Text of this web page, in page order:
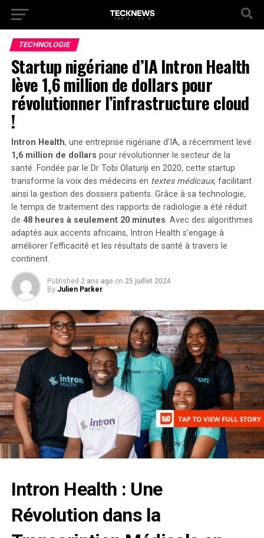
TECHNOLOGIE
Startup nigériane d’IA Intron Health
lève 1,6 million de dollars pour
révolutionner l’infrastructure cloud
!
Intron Health, une entreprise nigériane d’IA, a récemment levé
1,6 million de dollars pour révolutionner le secteur de la
santé. Fondée par le Dr Tobi Olatunji en 2020, cette startup
transforme la voix des médecins en textes médicaux, facilitant
ainsi la gestion des dossiers patients. Grâce à sa technologie,
le temps de traitement des rapports de radiologie a été réduit
de 48 heures à seulement 20 minutes. Avec des algorithmes
adaptés aux accents africains, Intron Health s’engage à
améliorer l’efficacité et les résultats de santé à travers le
continent.
Published 2 ans ago on 25 juillet 2024
By Julien Parker
Intron Health : Une
Révolution dans la